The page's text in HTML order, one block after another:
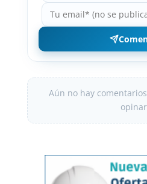
Aún no hay